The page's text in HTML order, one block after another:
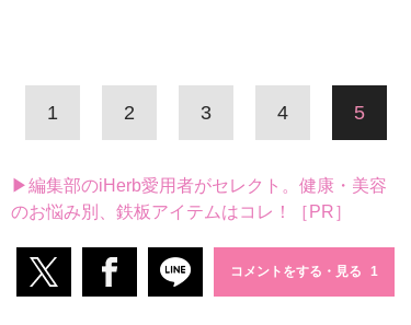
1 2 3 4 5
▶編集部のiHerb愛用者がセレクト。健康・美容
のお悩み別、鉄板アイテムはコレ！［PR］
コメントをする・見る